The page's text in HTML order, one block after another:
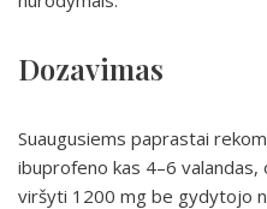
Dozavimas
Suaugusiems paprastai
ibuprofeno kas 4–6
viršyti 1200 mg be gydytojo